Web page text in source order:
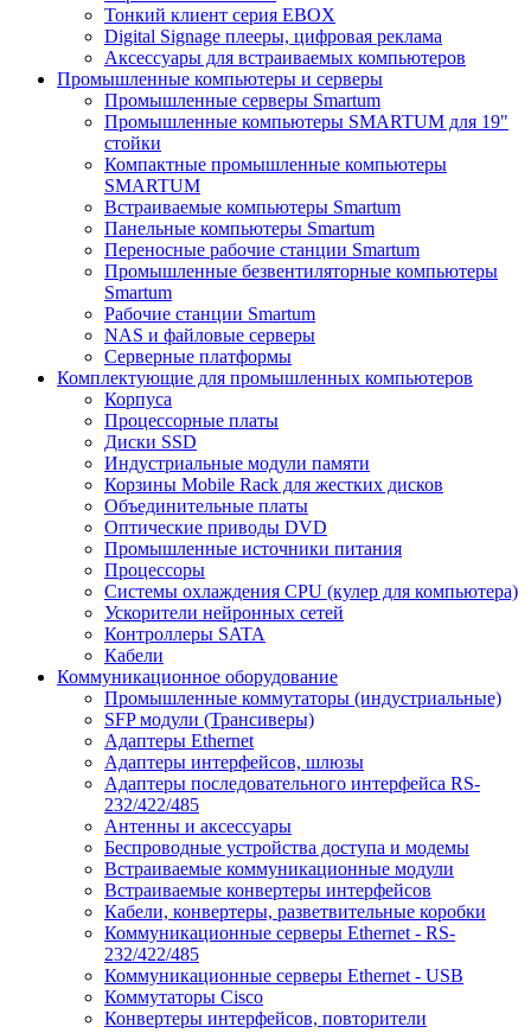
Тонкий клиент серия EBOX
Digital Signage плееры, цифровая реклама
Аксессуары для встраиваемых компьютеров
Промышленные компьютеры и серверы
Промышленные серверы Smartum
Промышленные компьютеры SMARTUM для 19"
стойки
Компактные промышленные компьютеры
SMARTUM
Встраиваемые компьютеры Smartum
Панельные компьютеры Smartum
Переносные рабочие станции Smartum
Промышленные безвентиляторные компьютеры
Smartum
Рабочие станции Smartum
NAS и файловые серверы
Серверные платформы
Комплектующие для промышленных компьютеров
Корпуса
Процессорные платы
Диски SSD
Индустриальные модули памяти
Корзины Mobile Rack для жестких дисков
Объединительные платы
Оптические приводы DVD
Промышленные источники питания
Процессоры
Системы охлаждения CPU (кулер для компьютера)
Ускорители нейронных сетей
Контроллеры SATA
Кабели
Коммуникационное оборудование
Промышленные коммутаторы (индустриальные)
SFP модули (Трансиверы)
Адаптеры Ethernet
Адаптеры интерфейсов, шлюзы
Адаптеры последовательного интерфейса RS-
232/422/485
Антенны и аксессуары
Беспроводные устройства доступа и модемы
Встраиваемые коммуникационные модули
Встраиваемые конвертеры интерфейсов
Кабели, конвертеры, разветвительные коробки
Коммуникационные серверы Ethernet - RS-
232/422/485
Коммуникационные серверы Ethernet - USB
Коммутаторы Cisco
Конвертеры интерфейсов, повторители